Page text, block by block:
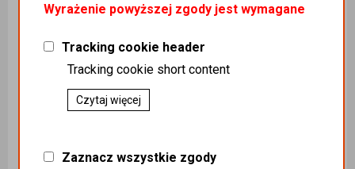
Wyrażenie powyższej zgody jest wymagane
Tracking cookie header
Tracking cookie short content
Czytaj więcej
Zaznacz wszystkie zgody